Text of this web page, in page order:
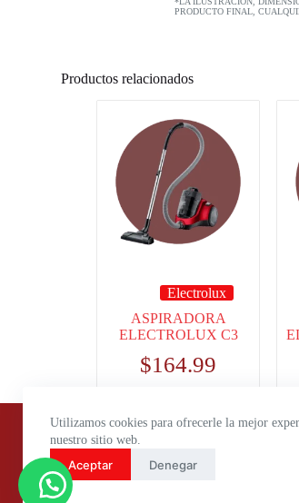
Utilizamos cookies para ofrecerle la mejor
nuestro sitio web.
Aceptar Denegar
PRODUCTO FINAL,
Productos relacionados
Electrolux
ASPIRADORA
ELECTROLUX C3
$164.99
Horario de atención:
Lunes a Viernes: 9:00 – 18:00
Sábados: 9:00 – 14:00